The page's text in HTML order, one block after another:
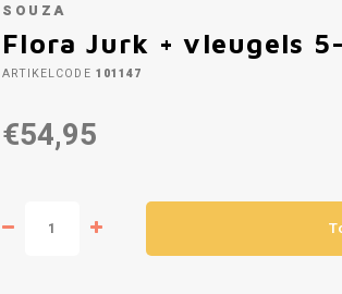
SOUZA
Flora Jurk + vleugels
ARTIKELCODE 101147
€54,95